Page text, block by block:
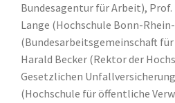
Bundesagentur für Arbeit), Prof.
Lange (Hochschule Bonn-
(Bundesarbeitsgemeinschaft
Harald Becker (Rektor der
Gesetzlichen
(Hochschule für öffentliche